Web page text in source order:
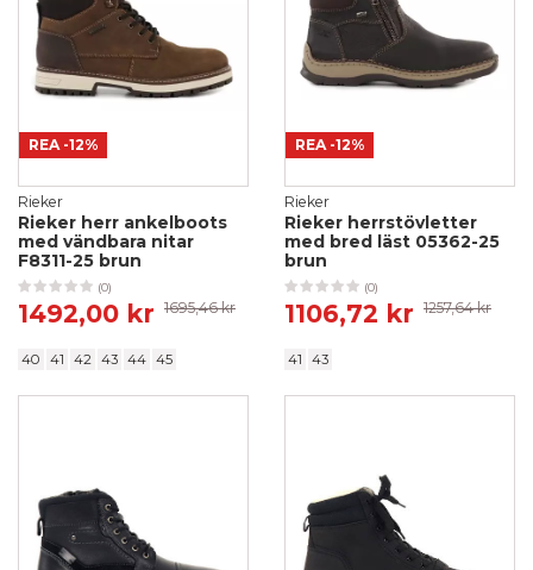
REA -12%
Rieker
Rieker herr ankelboots
med vändbara nitar
F8311-25 brun
(0)
1492,00 kr 1695,46 kr
40 41 42 43 44 45
REA -12%
Rieker
Rieker herrstövletter
med bred läst 05362-25
brun
(0)
1106,72 kr 1257,64 kr
41 43